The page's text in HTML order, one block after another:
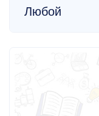
Любой